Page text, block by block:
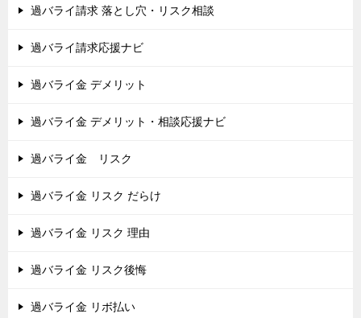
過バライ請求 落とし穴・リスク相談
過バライ請求応援ナビ
過バライ金 デメリット
過バライ金 デメリット・相談応援ナビ
過バライ金 リスク
過バライ金 リスク だらけ
過バライ金 リスク 理由
過バライ金 リスク後悔
過バライ金 リボ払い